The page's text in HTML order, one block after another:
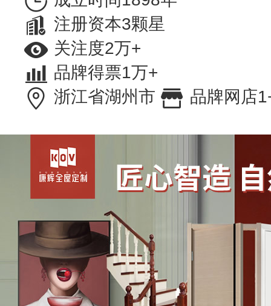
注册资本3颗星
关注度2万+
品牌得票1万+
浙江省湖州市
品牌网店